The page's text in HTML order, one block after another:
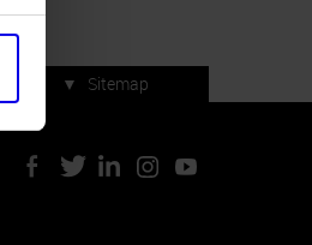
▼ Sitemap